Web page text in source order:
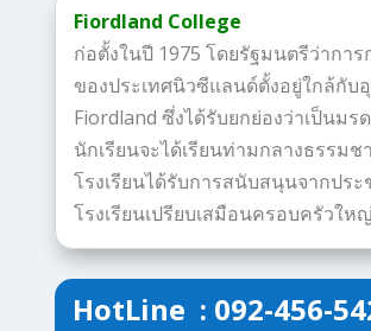
Fiordland College
ก่อตั้งในปี 1975 โดยรัฐมนตรีว่ากา
ของประเทศนิวซีแลนด์ตั้งอยู่ใกล้กับ
Fiordland ซึ่งได้รับยกย่องว่าเป็นมร
นักเรียนจะได้เรียนท่ามกลางธรรม
โรงเรียนได้รับการสนับสนุนจากปร
โรงเรียนเปรียบเสมือนครอบครัวให
HotLine : 092-456-